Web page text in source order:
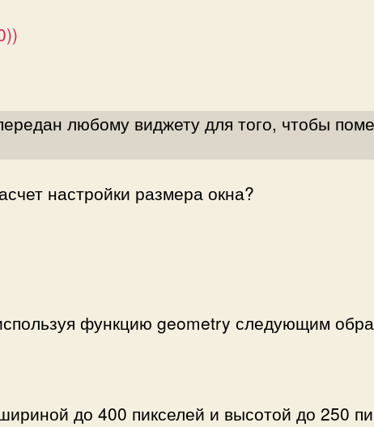
любому виджету для того, чтобы
настройки размера окна?
функцию geometry следующим
до 400 пикселей и высотой до 250